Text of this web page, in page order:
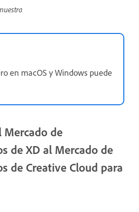
en macOS y Windows puede
Mercado de
de XD al Mercado de
de Creative Cloud para